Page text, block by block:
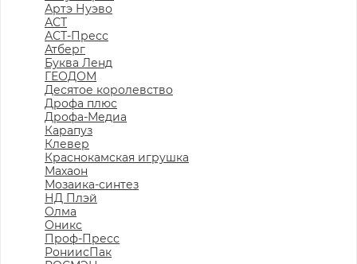
Артэ Нуэво
АСТ
АСТ-Пресс
Атберг
Буква Ленд
ГЕОДОМ
Десятое королевство
Дрофа плюс
Дрофа-Медиа
Карапуз
Клевер
Краснокамская игрушка
Махаон
Мозаика-синтез
НД Плэй
Олма
Оникс
Проф-Пресс
РониисПак